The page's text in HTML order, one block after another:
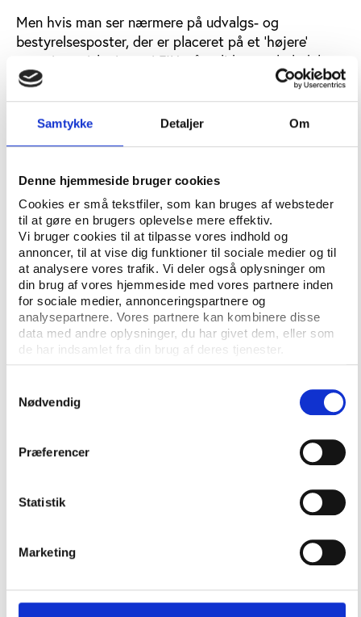
Samtykke Detaljer Om
Denne hjemmeside bruger cookies
Cookies er små tekstfiler, som kan bruges af websteder
til at gøre en brugers oplevelse mere effektiv.
Vi bruger cookies til at tilpasse vores indhold og
annoncer, til at vise dig funktioner til sociale medier og til
at analysere vores trafik. Vi deler også oplysninger om
din brug af vores hjemmeside med vores partnere inden
for sociale medier, annonceringspartnere og
analysepartnere. Vores partnere kan kombinere disse
data med andre oplysninger, du har givet dem, eller som
de har indsamlet fra din brug af deres tjenester.
Nødvendig
Præferencer
Statistik
Marketing
Men hvis man ser nærmere på udvalgs- og
bestyrelsesposter, der er placeret på et ’højere’
organisatorisk niveau i FIU, så er lidt over halvdelen
af alle pladser i de forskellige udvalg besat af mænd
i alderen 40-59 år.
Strukturelle og kulturelle barrierer kan
Der kan være flere årsager til, at sammensætningen
ser ud, som den gør. Undersøgelsen peger på en
række barrierer, der indebærer både kulturelle og
strukturelle aspekter.
Foreningslivet er omgivet af en række strukturer, der
er med til at opretholde organisationen. Det ses
tydeligt, når der afholdes generalforsamlinger, og i
hallen, hvor de enkelte tider er fordelt mellem
Kulturen ses i det levede liv i foreningen. Det er ofte
mindre eksplicit udtalt, men består af traditioner,
plejer’, og hvordan bestemte temaer og målgrupper
Strukturerne og kulturen har i praksis indflydelse på
af både noget strukturelt og noget kultur, både i
forhold til den enkelte forening og på et